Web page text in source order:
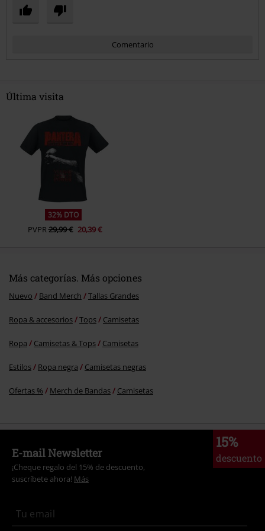
Comentario
Enviar comentario
Última visita
32% DTO
PVPR29,99 € 20,39 €
Más categorías. Más opciones
Nuevo Band Merch Tallas Grandes
Ropa & accesorios Tops Camisetas
Ropa Camisetas & Tops Camisetas
Estilos Ropa negra Camisetas negras
Ofertas % Merch de Bandas Camisetas
15%
descuento
E-mail Newsletter
¡Cheque regalo del 15% de descuento,
suscríbete ahora! Más